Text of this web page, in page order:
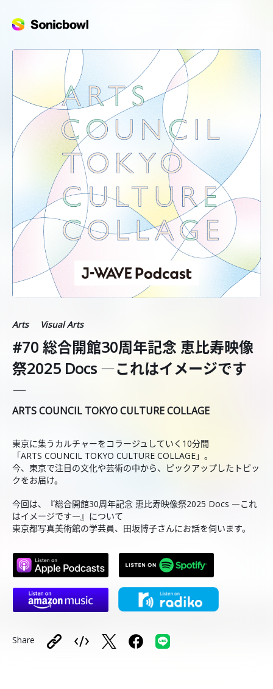
Arts Visual Arts
#70 総合開館30周年記念 恵比寿映像
祭2025 Docs ―これはイメージです
―
ARTS COUNCIL TOKYO CULTURE COLLAGE
東京に集うカルチャーをコラージュしていく10分間
「ARTS COUNCIL TOKYO CULTURE COLLAGE」。
今、東京で注目の文化や芸術の中から、ピックアップしたトピッ
クをお届け。
今回は、『総合開館30周年記念 恵比寿映像祭2025 Docs ―これ
はイメージです―』について
東京都写真美術館の学芸員、田坂博子さんにお話を伺います。
Share